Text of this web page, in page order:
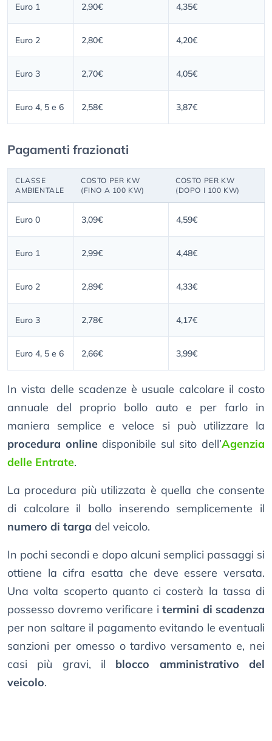
Euro 1 2,90€ 4,35€
Euro 2 2,80€ 4,20€
Euro 3 2,70€ 4,05€
Euro 4, 5 e 6 2,58€ 3,87€
Pagamenti frazionati
CLASSE
AMBIENTALE
COSTO PER KW
(FINO A 100 KW)
COSTO PER KW
(DOPO I 100 KW)
Euro 0 3,09€ 4,59€
Euro 1 2,99€ 4,48€
Euro 2 2,89€ 4,33€
Euro 3 2,78€ 4,17€
Euro 4, 5 e 6 2,66€ 3,99€
In vista delle scadenze è usuale calcolare il costo
annuale del proprio bollo auto e per farlo in
maniera semplice e veloce si può utilizzare la
procedura onlinedisponibile sul sito dell’Agenzia
delle Entrate.
La procedura più utilizzata è quella che consente
di calcolare il bollo inserendo semplicemente il
numero di targa del veicolo.
In pochi secondi e dopo alcuni semplici passaggi si
ottiene la cifra esatta che deve essere versata.
Una volta scoperto quanto ci costerà la tassa di
possesso dovremo verificare i termini di scadenza
per non saltare il pagamento evitando le eventuali
sanzioni per omesso o tardivo versamento e, nei
casi più gravi, il blocco amministrativo del
veicolo.